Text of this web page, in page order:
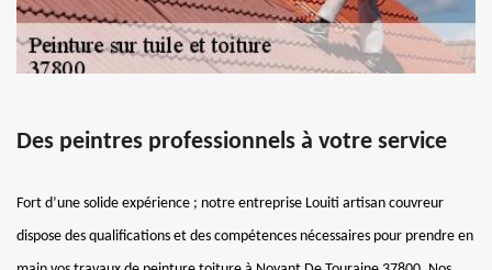
Des peintres professionnels à votre service
Fort d’une solide expérience ; notre entreprise Louiti artisan couvreur
dispose des qualifications et des compétences nécessaires pour prendre en